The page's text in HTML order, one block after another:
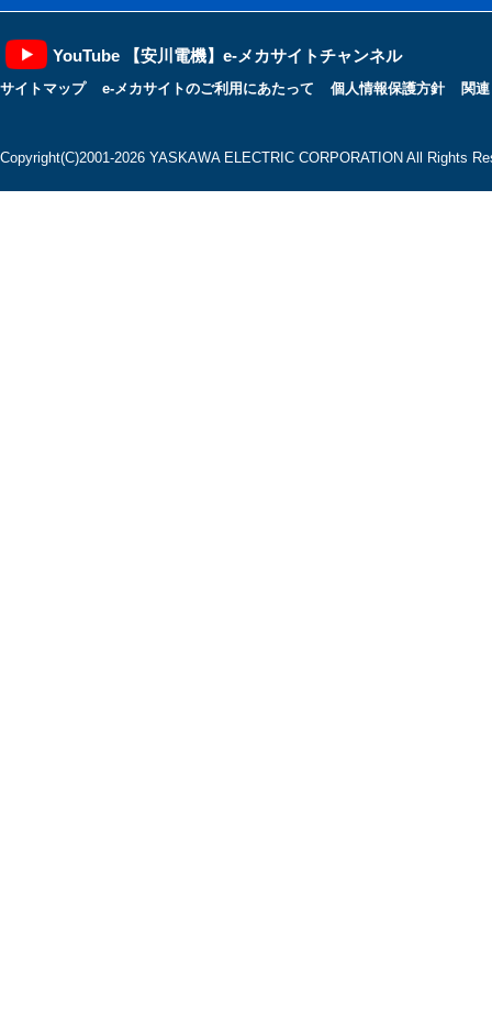
YouTube 【安川電機】e-メカサイトチャンネル
サイトマップ e-メカサイトのご利用にあたって 個人情報保護方針 関
Copyright(C)2001‐2026 YASKAWA ELECTRIC CORPORATION All Rights